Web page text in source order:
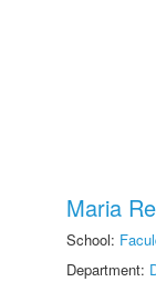
Maria
School:
Department: